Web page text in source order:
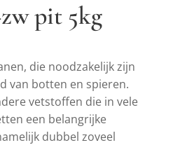
pit 5kg
die noodzakelijk zijn
van botten en spieren.
vetstoffen die in vele
een belangrijke
dubbel zoveel